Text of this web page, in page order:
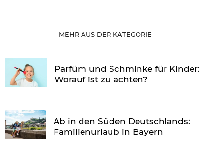
MEHR AUS DER KATEGORIE
Parfüm und Schminke für Kinder:
Worauf ist zu achten?
Ab in den Süden Deutschlands:
Familienurlaub in Bayern